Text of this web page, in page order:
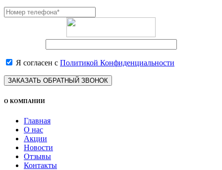
Я согласен с Политикой Конфиденциальности
ЗАКАЗАТЬ ОБРАТНЫЙ ЗВОНОК
О КОМПАНИИ
Главная
О нас
Акции
Новости
Отзывы
Контакты